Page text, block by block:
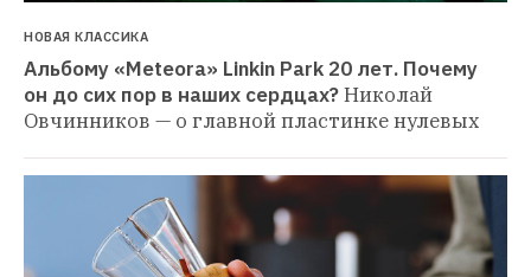
НОВАЯ КЛАССИКА
Альбому «Meteora» Linkin Park 20 лет. Почему
он до сих пор в наших сердцах?Николай
Овчинников — о главной пластинке нулевых